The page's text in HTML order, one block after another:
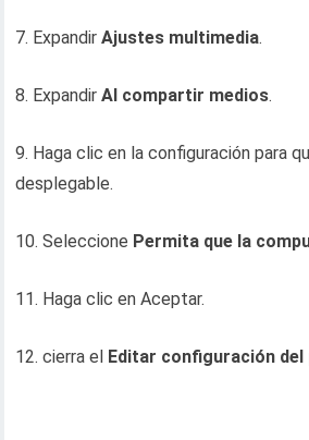
7. ExpandirAjustes multimedia.
8. ExpandirAl compartir medios.
9. Haga clic en la configuración para
desplegable.
10. Seleccione Permita que la
11. Haga clic en Aceptar.
12. cierra el Editar configuración del